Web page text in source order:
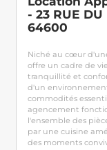
- 23 RUE
64600
Niché au cœur
offre un cadre de
tranquillité et
d'un
commodités
agencement
l'ensemble des
par une cuisine
des moments